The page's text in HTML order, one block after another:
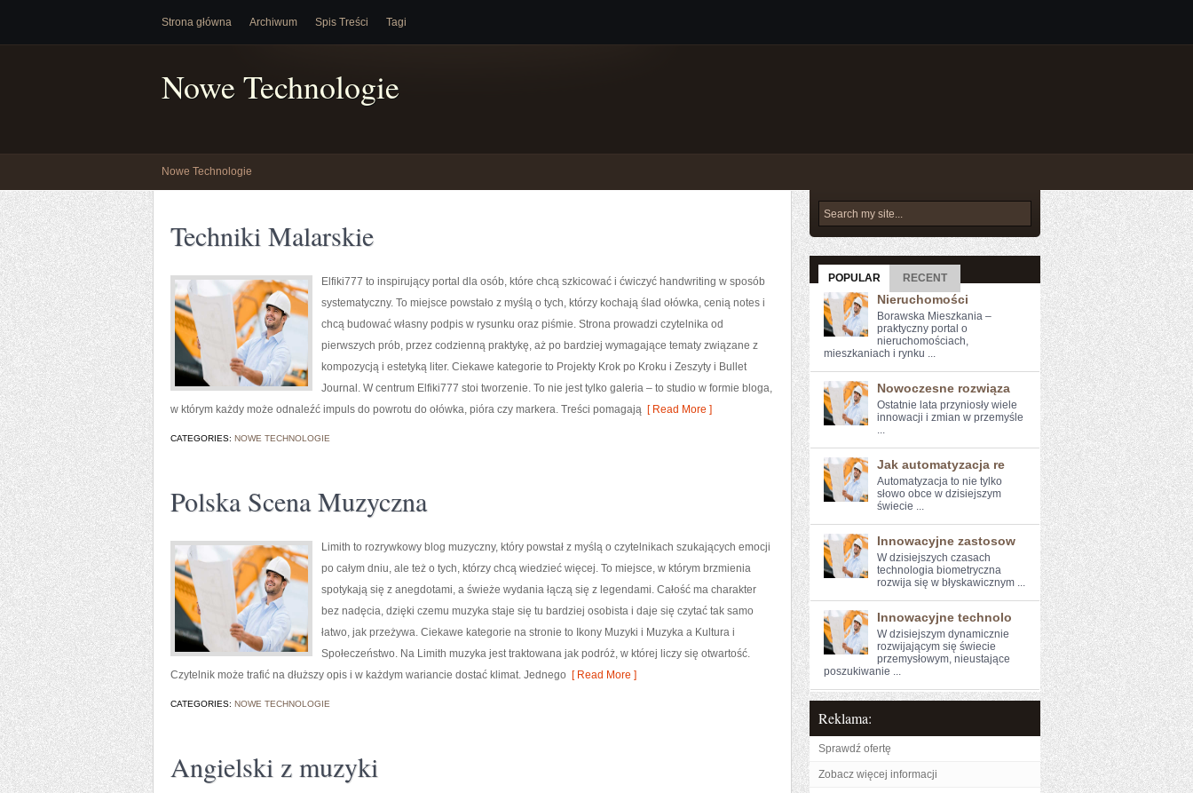
Strona główna Archiwum Spis Treści Tagi
Nowe Technologie
Nowe Technologie
Techniki Malarskie
Elfiki777 to inspirujący portal dla osób, które chcą szkicować i ćwiczyć handwriting w sposób
systematyczny. To miejsce powstało z myślą o tych, którzy kochają ślad ołówka, cenią notes i
chcą budować własny podpis w rysunku oraz piśmie. Strona prowadzi czytelnika od
pierwszych prób, przez codzienną praktykę, aż po bardziej wymagające tematy związane z
kompozycją i estetyką liter. Ciekawe kategorie to Projekty Krok po Kroku i Zeszyty i Bullet
Journal. W centrum Elfiki777 stoi tworzenie. To nie jest tylko galeria – to studio w formie bloga,
w którym każdy może odnaleźć impuls do powrotu do ołówka, pióra czy markera. Treści pomagają [ Read More ]
CATEGORIES: NOWE TECHNOLOGIE
Polska Scena Muzyczna
Limith to rozrywkowy blog muzyczny, który powstał z myślą o czytelnikach szukających emocji
po całym dniu, ale też o tych, którzy chcą wiedzieć więcej. To miejsce, w którym brzmienia
spotykają się z anegdotami, a świeże wydania łączą się z legendami. Całość ma charakter
bez nadęcia, dzięki czemu muzyka staje się tu bardziej osobista i daje się czytać tak samo
łatwo, jak przeżywa. Ciekawe kategorie na stronie to Ikony Muzyki i Muzyka a Kultura i
Społeczeństwo. Na Limith muzyka jest traktowana jak podróż, w której liczy się otwartość.
Czytelnik może trafić na dłuższy opis i w każdym wariancie dostać klimat. Jednego [ Read More ]
CATEGORIES: NOWE TECHNOLOGIE
Angielski z muzyki
POPULAR RECENT
Nieruchomości
Borawska Mieszkania –
praktyczny portal o
nieruchomościach,
mieszkaniach i rynku ...
Nowoczesne rozwiąza
Ostatnie ‍lata przyniosły ⁣wiele⁣
innowacji i zmian w przemyśle
...
Jak automatyzacja re
Automatyzacja ​to ‌nie tylko
słowo obce w⁢ dzisiejszym
świecie ...
Innowacyjne zastosow
W dzisiejszych czasach
technologia‍ biometryczna
rozwija się w błyskawicznym⁤ ...
Innowacyjne technolo
W dzisiejszym dynamicznie
rozwijającym się ⁢świecie
przemysłowym,‌ nieustające
poszukiwanie ...
Reklama:
Sprawdź ofertę
Zobacz więcej informacji